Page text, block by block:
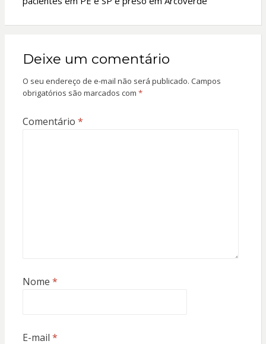
Deixe um comentário
O seu endereço de e-mail não será publicado. Campos
obrigatórios são marcados com *
Comentário *
Nome *
E-mail *